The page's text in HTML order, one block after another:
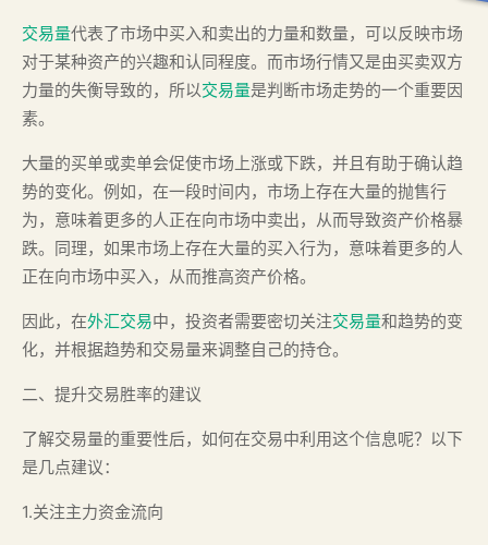
交易量代表了市场中买入和卖出的力量和数量，可以反映市场
对于某种资产的兴趣和认同程度。而市场行情又是由买卖双方
力量的失衡导致的，所以交易量是判断市场走势的一个重要因
素。
大量的买单或卖单会促使市场上涨或下跌，并且有助于确认趋
势的变化。例如，在一段时间内，市场上存在大量的抛售行
为，意味着更多的人正在向市场中卖出，从而导致资产价格暴
跌。同理，如果市场上存在大量的买入行为，意味着更多的人
正在向市场中买入，从而推高资产价格。
因此，在外汇交易中，投资者需要密切关注交易量和趋势的变
化，并根据趋势和交易量来调整自己的持仓。
二、提升交易胜率的建议
了解交易量的重要性后，如何在交易中利用这个信息呢？以下
是几点建议：
1.关注主力资金流向